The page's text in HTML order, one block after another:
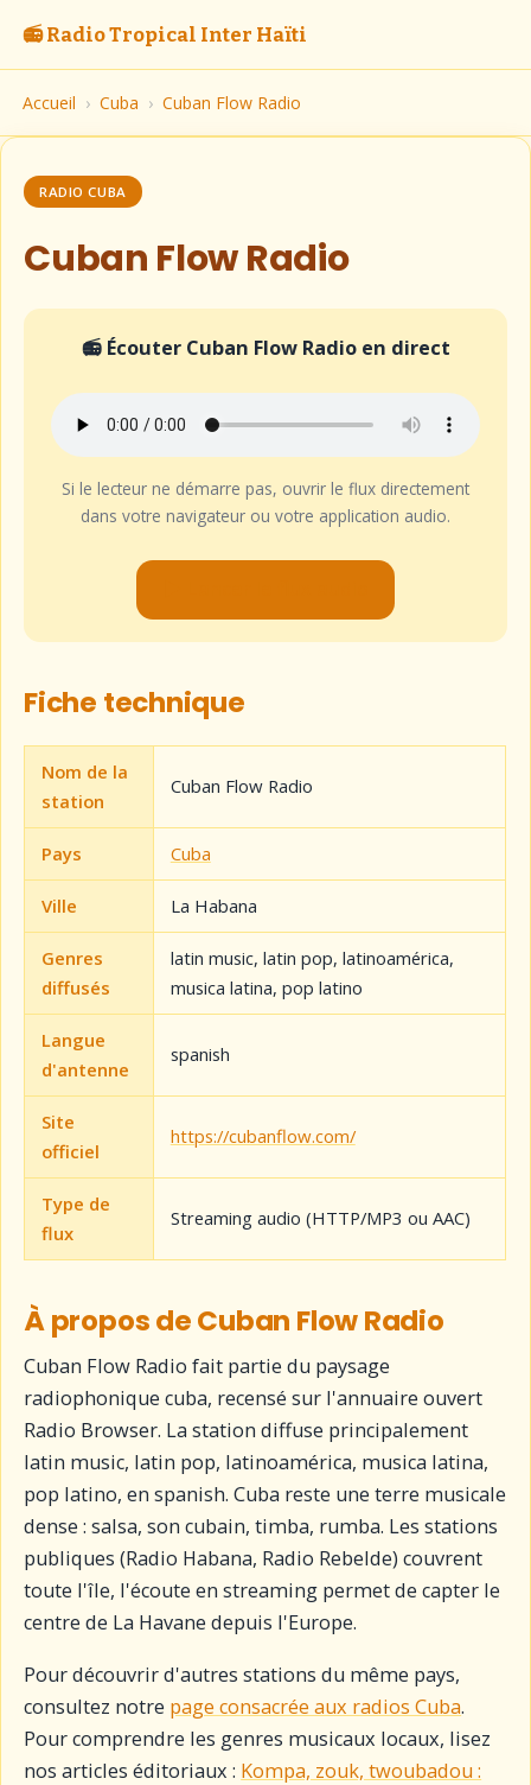
📻 Radio Tropical Inter Haïti
Accueil › Cuba › Cuban Flow Radio
RADIO CUBA
Cuban Flow Radio
📻 Écouter Cuban Flow Radio en direct
Si le lecteur ne démarre pas, ouvrir le flux directement
dans votre navigateur ou votre application audio.
Fiche technique
Nom de la
station
Cuban Flow Radio
Pays Cuba
Ville La Habana
Genres
diffusés
latin music, latin pop, latinoamérica,
musica latina, pop latino
Langue
d'antenne
spanish
Site
officiel
https://cubanflow.com/
Type de
flux
Streaming audio (HTTP/MP3 ou AAC)
À propos de Cuban Flow Radio
Cuban Flow Radio fait partie du paysage
radiophonique cuba, recensé sur l'annuaire ouvert
Radio Browser. La station diffuse principalement
latin music, latin pop, latinoamérica, musica latina,
pop latino, en spanish. Cuba reste une terre musicale
dense : salsa, son cubain, timba, rumba. Les stations
publiques (Radio Habana, Radio Rebelde) couvrent
toute l'île, l'écoute en streaming permet de capter le
centre de La Havane depuis l'Europe.
Pour découvrir d'autres stations du même pays,
consultez notre page consacrée aux radios Cuba.
Pour comprendre les genres musicaux locaux, lisez
nos articles éditoriaux : Kompa, zouk, twoubadou :